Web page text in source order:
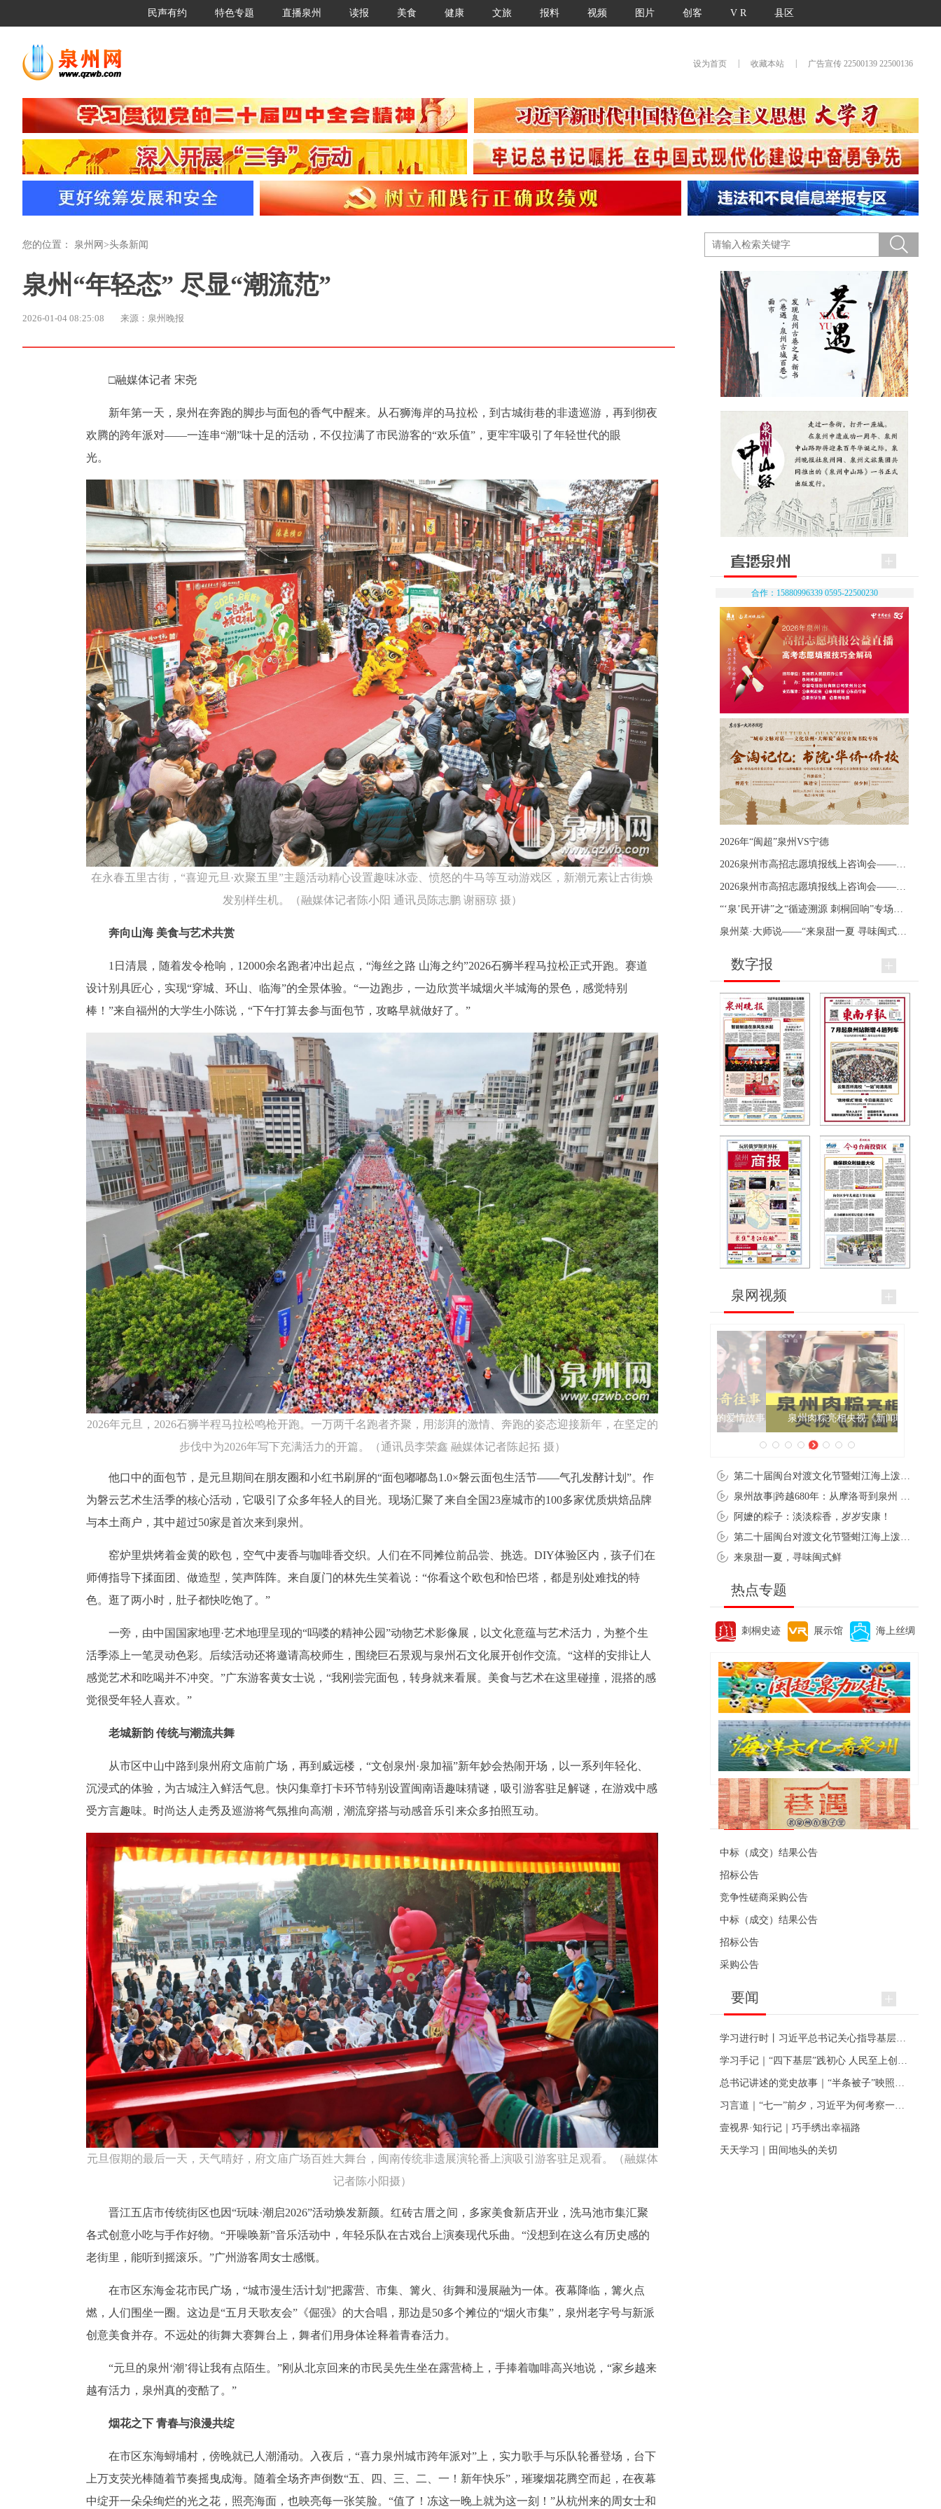
民声有约 特色专题 直播泉州 读报 美食 健康 文旅 报料 视频 图片 创客 V R 县区
设为首页 收藏本站 广告宣传 22500139 22500136
您的位置： 泉州网 >头条新闻
泉州“年轻态” 尽显“潮流范”
2026-01-04 08:25:08 来源：泉州晚报
□融媒体记者 宋尧
新年第一天，泉州在奔跑的脚步与面包的香气中醒来。从石狮海岸的马拉松，到古城街巷的非遗巡游，再到彻夜
欢腾的跨年派对——一连串“潮”味十足的活动，不仅拉满了市民游客的“欢乐值”，更牢牢吸引了年轻世代的眼
光。
在永春五里古街，“喜迎元旦·欢聚五里”主题活动精心设置趣味冰壶、愤怒的牛马等互动游戏区，新潮元素让古街焕
发别样生机。（融媒体记者陈小阳 通讯员陈志鹏 谢丽琼 摄）
奔向山海 美食与艺术共赏
1日清晨，随着发令枪响，12000余名跑者冲出起点，“海丝之路 山海之约”2026石狮半程马拉松正式开跑。赛道
设计别具匠心，实现“穿城、环山、临海”的全景体验。“一边跑步，一边欣赏半城烟火半城海的景色，感觉特别
棒！”来自福州的大学生小陈说，“下午打算去参与面包节，攻略早就做好了。”
2026年元旦，2026石狮半程马拉松鸣枪开跑。一万两千名跑者齐聚，用澎湃的激情、奔跑的姿态迎接新年，在坚定的
步伐中为2026年写下充满活力的开篇。（通讯员李荣鑫 融媒体记者陈起拓 摄）
他口中的面包节，是元旦期间在朋友圈和小红书刷屏的“面包嘟嘟岛1.0×磐云面包生活节——气孔发酵计划”。作
为磐云艺术生活季的核心活动，它吸引了众多年轻人的目光。现场汇聚了来自全国23座城市的100多家优质烘焙品牌
与本土商户，其中超过50家是首次来到泉州。
窑炉里烘烤着金黄的欧包，空气中麦香与咖啡香交织。人们在不同摊位前品尝、挑选。DIY体验区内，孩子们在
师傅指导下揉面团、做造型，笑声阵阵。来自厦门的林先生笑着说：“你看这个欧包和恰巴塔，都是别处难找的特
色。逛了两小时，肚子都快吃饱了。”
一旁，由中国国家地理·艺术地理呈现的“吗喽的精神公园”动物艺术影像展，以文化意蕴与艺术活力，为整个生
活季添上一笔灵动色彩。后续活动还将邀请高校师生，围绕巨石景观与泉州石文化展开创作交流。“这样的安排让人
感觉艺术和吃喝并不冲突。”广东游客黄女士说，“我刚尝完面包，转身就来看展。美食与艺术在这里碰撞，混搭的感
觉很受年轻人喜欢。”
老城新韵 传统与潮流共舞
从市区中山中路到泉州府文庙前广场，再到威远楼，“文创泉州·泉加福”新年妙会热闹开场，以一系列年轻化、
沉浸式的体验，为古城注入鲜活气息。快闪集章打卡环节特别设置闽南语趣味猜谜，吸引游客驻足解谜，在游戏中感
受方言趣味。时尚达人走秀及巡游将气氛推向高潮，潮流穿搭与动感音乐引来众多拍照互动。
元旦假期的最后一天，天气晴好，府文庙广场百姓大舞台，闽南传统非遗展演轮番上演吸引游客驻足观看。（融媒体
记者陈小阳摄）
晋江五店市传统街区也因“玩味·潮启2026”活动焕发新颜。红砖古厝之间，多家美食新店开业，洗马池市集汇聚
各式创意小吃与手作好物。“开噪唤新”音乐活动中，年轻乐队在古戏台上演奏现代乐曲。“没想到在这么有历史感的
老街里，能听到摇滚乐。”广州游客周女士感慨。
在市区东海金花市民广场，“城市漫生活计划”把露营、市集、篝火、街舞和漫展融为一体。夜幕降临，篝火点
燃，人们围坐一圈。这边是“五月天歌友会”《倔强》的大合唱，那边是50多个摊位的“烟火市集”，泉州老字号与新派
创意美食并存。不远处的街舞大赛舞台上，舞者们用身体诠释着青春活力。
“元旦的泉州‘潮’得让我有点陌生。”刚从北京回来的市民吴先生坐在露营椅上，手捧着咖啡高兴地说，“家乡越来
越有活力，泉州真的变酷了。”
烟花之下 青春与浪漫共绽
在市区东海蟳埔村，傍晚就已人潮涌动。入夜后，“喜力泉州城市跨年派对”上，实力歌手与乐队轮番登场，台下
上万支荧光棒随着节奏摇曳成海。随着全场齐声倒数“五、四、三、二、一！新年快乐”，璀璨烟花腾空而起，在夜幕
中绽开一朵朵绚烂的光之花，照亮海面，也映亮每一张笑脸。“值了！冻这一晚上就为这一刻！”从杭州来的周女士和
合作：15880996339 0595-22500230
2026年“闽超”泉州VS宁德
数字报
泉网视频
泉州肉粽亮相央视《新闻联播》
阿嬷的粽子：淡淡粽香，岁岁安康！
来泉甜一夏，寻味闽式鲜
热点专题
刺桐史迹 展示馆 海上丝绸
便民资讯
中标（成交）结果公告
招标公告
竞争性磋商采购公告
中标（成交）结果公告
招标公告
采购公告
要闻
壹视界·知行记｜巧手绣出幸福路
天天学习｜田间地头的关切